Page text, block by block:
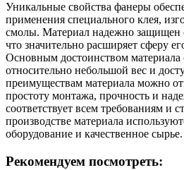
Уникальные свойства фанеры
применения специального клея,
смолы. Материал надежно защищен
что значительно расширяет сферу
Основным достоинством материала
относительно небольшой вес и
преимуществам материала можно
простоту монтажа, прочность и
соответствует всем требованиям и
производстве материала
оборудование и качественное сырье.
Рекомендуем посмотреть: